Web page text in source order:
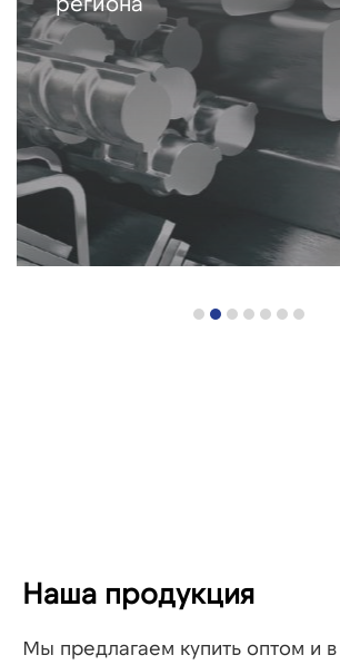
Наша продукция
Мы предлагаем купить оптом и